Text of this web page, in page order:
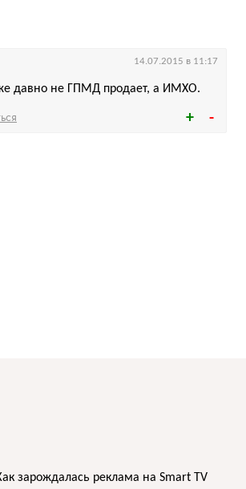
давно не ГПМД продает, а ИМХО.
14.07.2015 в 11:17
зарождалась реклама на Smart TV